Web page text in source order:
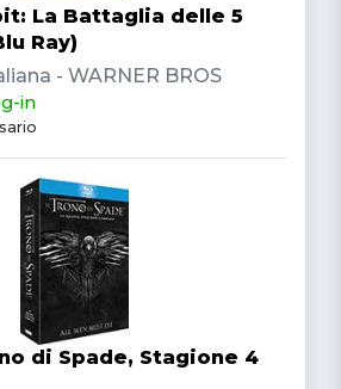
La Battaglia delle 5
Ray)
- WARNER BROS
in
di Spade, Stagione 4